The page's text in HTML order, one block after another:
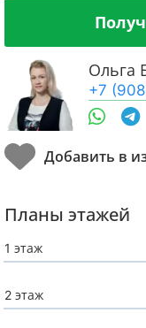
Ольга
+7
Планы этажей
1 этаж
2 этаж